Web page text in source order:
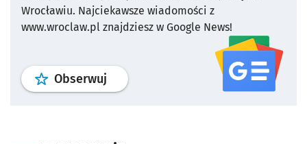
Wrocławiu. Najciekawsze wiadomości z
www.wroclaw.pl znajdziesz w Google News!
Obserwuj profil serwisu